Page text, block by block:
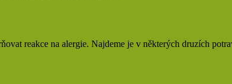
reakce na alergie. Najdeme je v některých druzích